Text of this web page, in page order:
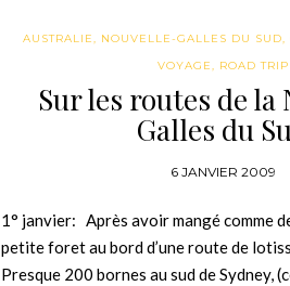
AUSTRALIE, NOUVELLE-GALLES DU SUD,
VOYAGE, ROAD TRIP
Sur les routes de la
Galles du
6 JANVIER 2009
1° janvier: Après avoir mangé comme
petite foret au bord d’une route de
Presque 200 bornes au sud de Sydney,